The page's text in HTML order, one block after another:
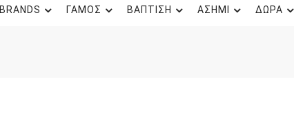
BRANDS ΓΑΜΟΣ ΒΑΠΤΙΣΗ ΑΣΗΜΙ ΔΩΡΑ